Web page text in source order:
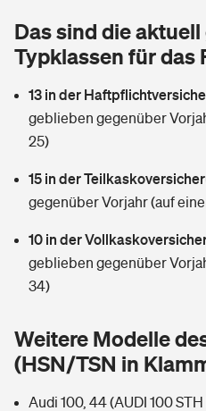
Tools
Wer versichert was: Jetzt
Sie haben Fragen?
Glasversicherung
Mietkautionsversicherung
Restkreditversicherung
Tools
Hochwasser-Check: Wie
Kinderunfall­ver­si­che­rung
Kinderinvalidität
Hundehalter-Haftpflicht
Handyversicherung
Private Cyberversicherung
Dread-Disease-Versicherung
Tierkrankenversicherung
Zur Übersicht
Tools
Wer versichert was: Jetzt
Rentenrechner: Wie viel Geld
Das sind die
Typklassen für das
13 in der
geblieben gegenüber
25)
15 in der
gegenüber Vorjahr (auf
10 in der
geblieben gegenüber
34)
Weitere Modelle
(HSN/TSN in
Audi 100, 44 (AUDI 100 STH